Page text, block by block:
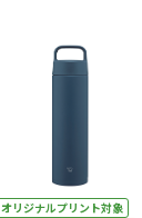
オリジナルプリント対象